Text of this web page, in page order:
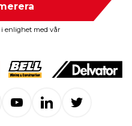
enlighet med vår